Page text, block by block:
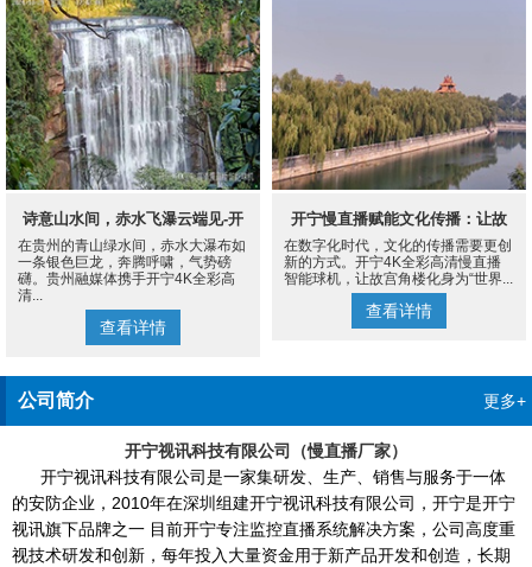
诗意山水间，赤水飞瀑云端见-开
宁4K慢直播摄像机
在贵州的青山绿水间，赤水大瀑布如
一条银色巨龙，奔腾呼啸，气势磅
礴。贵州融媒体携手开宁4K全彩高
清...
查看详情
开宁慢直播赋能文化传播：让故
宫角楼成为世界的文化客厅
在数字化时代，文化的传播需要更创
新的方式。开宁4K全彩高清慢直播
智能球机，让故宫角楼化身为“世界...
查看详情
公司简介 更多+
开宁视讯科技有限公司（慢直播厂家）
开宁视讯科技有限公司是一家集研发、生产、销售与服务于一体
的安防企业，2010年在深圳组建开宁视讯科技有限公司，开宁是开宁
视讯旗下品牌之一 目前开宁专注监控直播系统解决方案，公司高度重
视技术研发和创新，每年投入大量资金用于新产品开发和创造，长期